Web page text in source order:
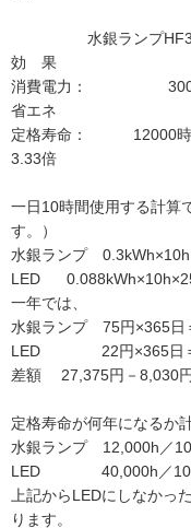
水銀ランプ
効 果
消費電力
省エネ
定格寿命：
3.33倍
一日10時間使用する計算
す。）
水銀ランプ
LED
一年では、
水銀ランプ 75円×365日
LED 22円×365日＝
差額 27,375円－8,030円
定格寿命が何年になるか
水銀ランプ 12,000h／
LED 40,000h／10h
上記からLEDにしなかっ
ります。